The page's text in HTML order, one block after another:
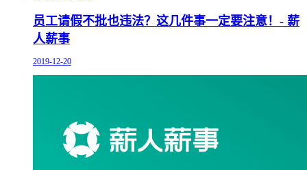
员工请假不批也违法？这几件事一定要注意！- 薪
人薪事
2019-12-20